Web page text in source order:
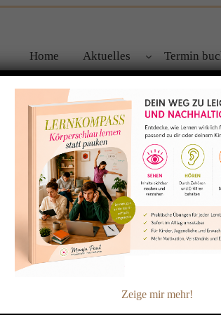
Home Aktuelles Termin
IMPULS REGIO für
Sehr informativ, gut organisiert
zum Thema zu erstellen, ich hoffe
Zeige mir mehr!